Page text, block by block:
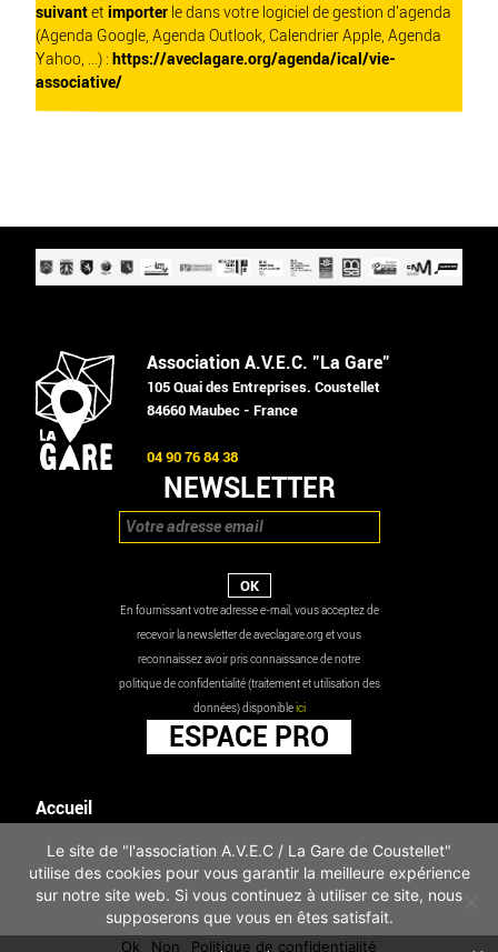
suivantet importer le dans votre logiciel de gestion d'agenda
(Agenda Google, Agenda Outlook, Calendrier Apple, Agenda
Yahoo, ...) : https://aveclagare.org/agenda/ical/vie-
associative/
Association A.V.E.C. "La Gare"
105 Quai des Entreprises. Coustellet
84660 Maubec - France
04 90 76 84 38
NEWSLETTER
En fournissant votre adresse e-mail, vous acceptez de
recevoir la newsletter de aveclagare.org et vous
reconnaissez avoir pris connaissance de notre
politique de confidentialité (traitement et utilisation des
données) disponibleici
ESPACE PRO
Accueil
Les actualités
Mentions légales
Infos pratiques
Politique de confidentialité
Le site de "l'association A.V.E.C / La Gare de Coustellet"
utilise des cookies pour vous garantir la meilleure expérience
sur notre site web. Si vous continuez à utiliser ce site, nous
supposerons que vous en êtes satisfait.
Ok Non Politique de confidentialité